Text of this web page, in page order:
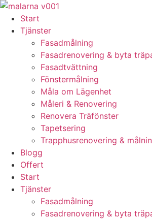
Skip
content
Start
Tjänster
Fasadmålning
Fasadrenovering & byta
Fasadtvättning
Fönstermålning
Måla om Lägenhet
Måleri & Renovering
Renovera Träfönster
Tapetsering
Trapphusrenovering &
Blogg
Offert
Start
Tjänster
Fasadmålning
Fasadrenovering & byta